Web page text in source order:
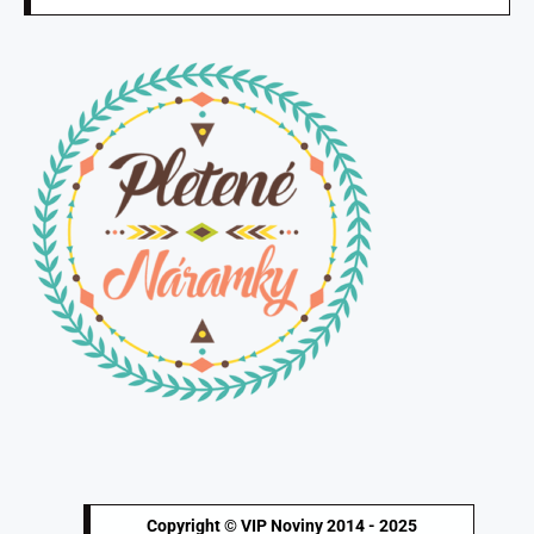
Copyright © VIP Noviny 2014 - 2025